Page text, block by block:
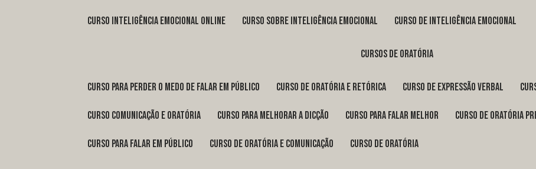
curso inteligência emocional online curso sobre inteligência emocional curso de inteligência emocional
cursos de oratória
curso para perder o medo de falar em público curso de oratória e retórica curso de expressão verbal
curso comunicação e oratória curso para melhorar a dicção curso para falar melhor curso de oratória
curso para falar em público curso de oratória e comunicação curso de oratória